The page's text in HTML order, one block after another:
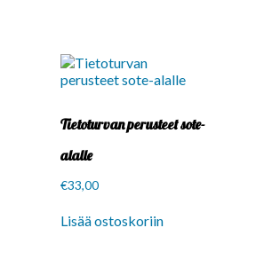
Tietoturvan perusteet sote-
alalle
€33,00
Lisää ostoskoriin